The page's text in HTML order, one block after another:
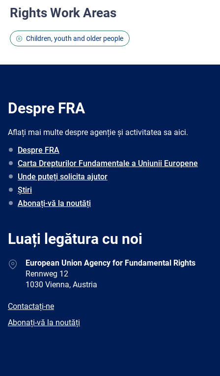
Rights Work Areas
Children, youth and older people
Despre FRA
Aflați mai multe despre agenție și activitatea sa aici.
Despre FRA
Carta Drepturilor Fundamentale a Uniunii Europene
Unde puteți solicita ajutor
Știri
Abonați-vă la noutăți
Luați legătura cu noi
AddressEuropean Union Agency for Fundamental Rights
Rennweg 12
1030 Vienna, Austria
E-
Contactați-ne
Newsletter
Abonați-vă la noutăți